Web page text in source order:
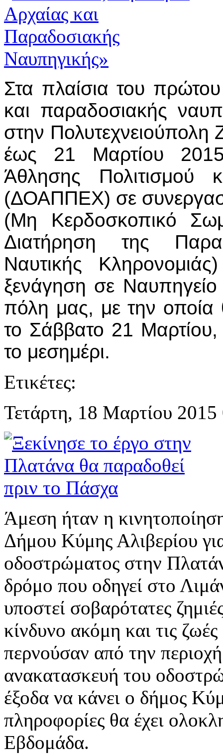
Στα πλαίσια του πρώτου
και παραδοσιακής
στην
έως 21 Μαρτίου
Άθλησης Πολιτισμού
(ΔΟΑΠΠΕΧ) σε
(Μη Κερδοσκοπικό
Διατήρηση της
Ναυτικής
ξενάγηση σε
πόλη μας, με την οποία
το Σάββατο 21
το μεσημέρι.
Ετικέτες:
Τετάρτη, 18 Μαρτίου
Άμεση ήταν η
Δήμου Κύμης Αλιβερίου
οδοστρώματος στην
δρόμο που οδηγεί στο
υποστεί σοβαρότατες
κίνδυνο ακόμη και τις
περνούσαν από την
ανακατασκευή του
έξοδα να κάνει ο δήμος
πληροφορίες θα έχει
Εβδομάδα.